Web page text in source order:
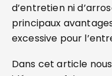
d’entretien ni
principaux
excessive pour
Dans cet article